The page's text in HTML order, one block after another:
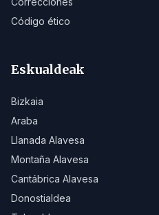
Código ético
Eskualdeak
Bizkaia
Araba
Llanada Alavesa
Montaña Alavesa
Cantábrica Alavesa
Donostialdea